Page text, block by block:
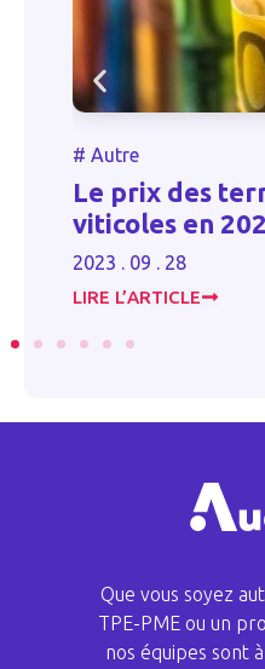
# Autre
Le prix des
viticoles en
2023 . 09 . 28
LIRE L’ARTICLE
Que vous soyez
TPE-PME ou un
nos équipes sont